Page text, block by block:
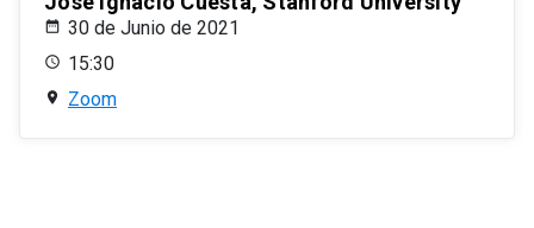
30 de Junio de 2021
15:30
Zoom